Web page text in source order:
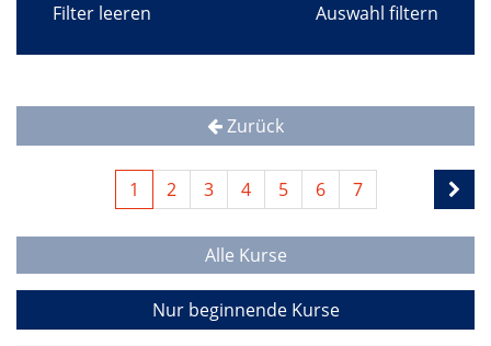
Filter leeren
Zurück
1 2 3 4 5 6 7
Alle Kurse
Nur beginnende Kurse